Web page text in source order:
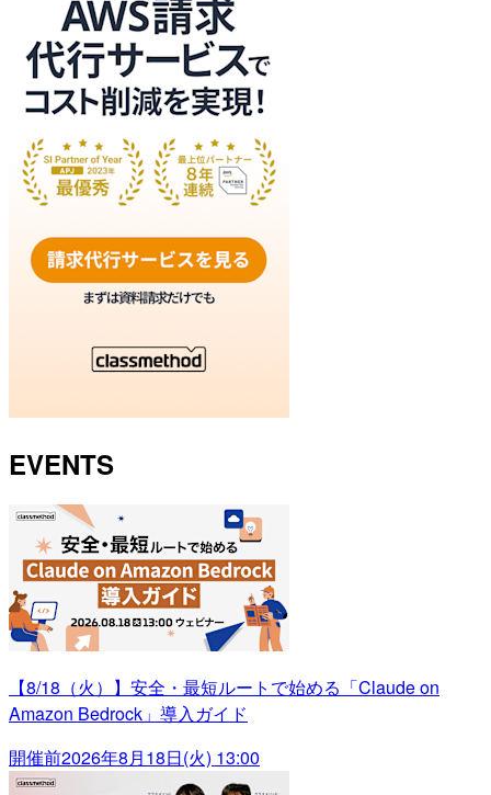
EVENTS
【8/18（火）】安全・最短ルートで始める「Claude on
Amazon Bedrock」導入ガイド
開催前2026年8月18日(火) 13:00